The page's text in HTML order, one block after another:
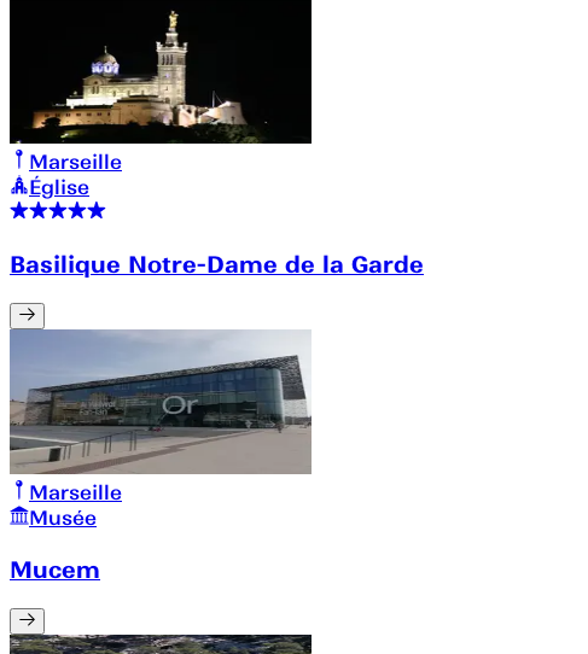
Marseille
Église
Basilique Notre-Dame de la Garde
Marseille
Musée
Mucem